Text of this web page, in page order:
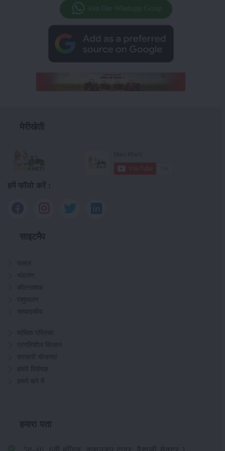
Join Our Whatsapp Group